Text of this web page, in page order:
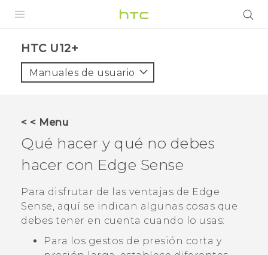
VIVE
VIVERSE
AYUDA
Dispositivos y accesorios HTC
Iniciar sesión
HTC U12+‎
Manuales de usuario
< < Menu
Qué hacer y qué no debes
hacer con Edge Sense
Para disfrutar de las ventajas de Edge
Sense, aquí se indican algunas cosas que
debes tener en cuenta cuando lo usas:
Para los gestos de presión corta y